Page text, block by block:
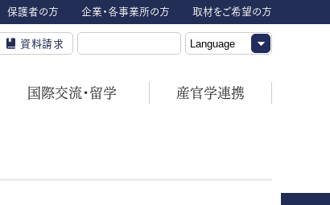
保護者の方 企業・各事業所の方 取材をご希望の方
国際交流・留学 産官学連携
資料請求